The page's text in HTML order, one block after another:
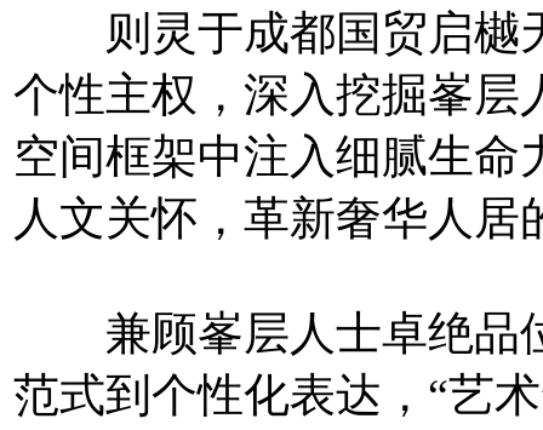
则灵于成都国贸启樾
个性主权，深入挖掘峯层
空间框架中注入细腻生
人文关怀，革新奢华人
兼顾峯层人士卓绝品
范式到个性化表达，“艺